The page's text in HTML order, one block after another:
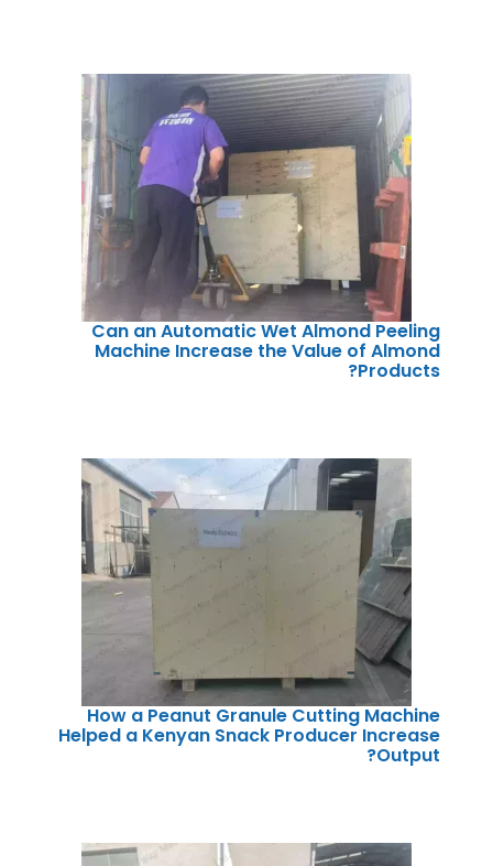
Can an Automatic Wet Almond Peeling
Machine Increase the Value of Almond
Products?
How a Peanut Granule Cutting Machine
Helped a Kenyan Snack Producer Increase
Output?